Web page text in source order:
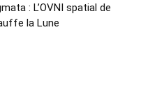
: L’OVNI spatial de
la Lune